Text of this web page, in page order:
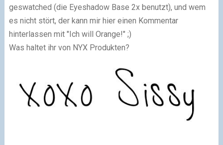
geswatched (die Eyeshadow Base 2x benutzt), und wem
es nicht stört, der kann mir hier einen Kommentar
hinterlassen mit "Ich will Orange!" ;)
Was haltet ihr von NYX Produkten?